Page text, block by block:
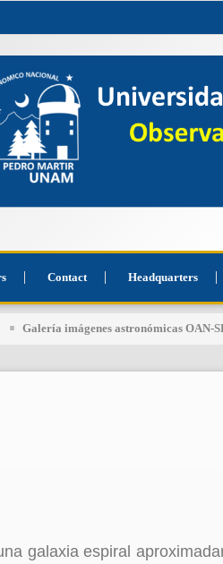
Contact Headquarters
Galería imágenes astronómicas OAN-
galaxia espiral